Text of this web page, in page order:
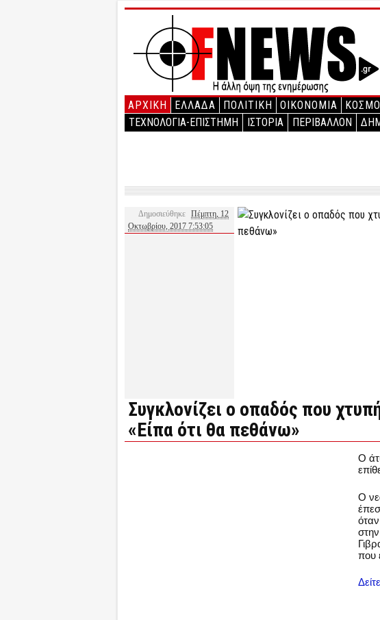
ΑΡΧΙΚΉ ΕΛΛΑΔΑ ΠΟΛΙΤΙΚΗ ΟΙΚΟΝΟΜΙΑ
ΤΕΧΝΟΛΟΓΙΑ-ΕΠΙΣΤΗΜΗ
ΙΣΤΟΡΙΑ ΠΕΡΙΒΑΛΛΟΝ
Δημοσιεύθηκε Πέμπτη, 12
Οκτωβρίου, 2017 7:53:05
Συγκλονίζει ο οπαδός που
«Είπα ότι θα πεθάνω»
Ο
Ο
που